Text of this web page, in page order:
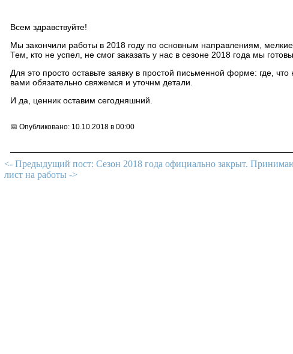
Всем здравствуйте!
Мы закончили работы в 2018 году по основным направлениям, мелкие
Тем, кто не успел, не смог заказать у нас в сезоне 2018 года мы
Для это просто оставьте заявку в простой письменной форме: где,
вами обязательно свяжемся и уточнм детали.
И да, ценник оставим сегодняшний.
📅 Опубликовано: 10.10.2018 в 00:00
<- Предыдущий пост: Сезон 2018 года официально закрыт.
лист на работы ->